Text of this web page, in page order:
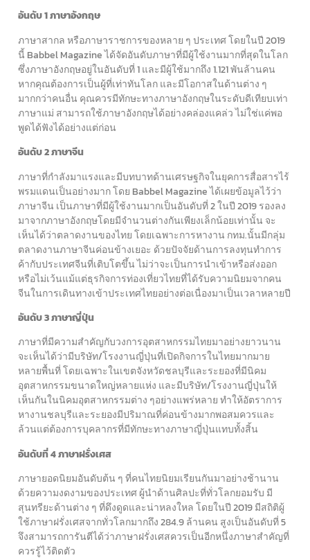
อันดับ 1 ภาษาอังกฤษ
ภาษาสากล หรือภาษาราชการของหลาย ๆ ประเทศ โดยในปี 2019
นี้ Babbel Magazine ได้จัดอันดับภาษาที่มีผู้ใช้งานมากที่สุดในโลก
ซึ่งภาษาอังกฤษอยู่ในอันดับที่ 1 และมีผู้ใช้มากถึง 1.121 พันล้านคน
หากคุณต้องการเป็นผู้ที่เท่าทันโลก และมีโอกาสในด้านต่าง ๆ
มากกว่าคนอื่น คุณควรมีทักษะทางภาษาอังกฤษในระดับดีเทียบเท่า
ภาษาแม่ สามารถใช้ภาษาอังกฤษได้อย่างคล่องแคล่ว ไม่ใช่แค่พอ
พูดได้ฟังได้อย่างแต่ก่อน
อันดับ 2 ภาษาจีน
ภาษาที่กำลังมาแรงและมีบทบาทด้านเศรษฐกิจในยุคการสื่อสารไร้
พรมแดนเป็นอย่างมาก โดย Babbel Magazine ได้เผยข้อมูลไว้ว่า
ภาษาจีน เป็นภาษาที่มีผู้ใช้งานมากเป็นอันดับที่ 2 ในปี 2019 รองลง
มาจากภาษาอังกฤษโดยมีจำนวนต่างกันเพียงเล็กน้อยเท่านั้น จะ
เห็นได้ว่าตลาดงานของไทย โดยเฉพาะการหางาน กทม.นั้นมีกลุ่ม
ตลาดงานภาษาจีนค่อนข้างเยอะ ด้วยปัจจัยด้านการลงทุนทำการ
ค้ากับประเทศจีนที่เติบโตขึ้น ไม่ว่าจะเป็นการนำเข้าหรือส่งออก
หรือไม่เว้นแม้แต่ธุรกิจการท่องเที่ยวไทยที่ได้รับความนิยมจากคน
จีนในการเดินทางเข้าประเทศไทยอย่างต่อเนื่องมาเป็นเวลาหลายปี
อันดับ 3 ภาษาญี่ปุ่น
ภาษาที่มีความสำคัญกับวงการอุตสาหกรรมไทยมาอย่างยาวนาน
จะเห็นได้ว่ามีบริษัท/โรงงานญี่ปุ่นที่เปิดกิจการในไทยมากมาย
หลายพื้นที่ โดยเฉพาะในเขตจังหวัดชลบุรีและระยองที่มีนิคม
อุตสาหกรรมขนาดใหญ่หลายแห่ง และมีบริษัท/โรงงานญี่ปุ่นให้
เห็นกันในนิคมอุตสาหกรรมต่าง ๆอย่างแพร่หลาย ทำให้อัตราการ
หางานชลบุรีและระยองมีปริมาณที่ค่อนข้างมากพอสมควรและ
ล้วนแต่ต้องการบุคลากรที่มีทักษะทางภาษาญี่ปุ่นแทบทั้งสิ้น
อันดับที่ 4 ภาษาฝรั่งเศส
ภาษายอดนิยมอันดับต้น ๆ ที่คนไทยนิยมเรียนกันมาอย่างช้านาน
ด้วยความงดงามของประเทศ ผู้นำด้านศิลปะที่ทั่วโลกยอมรับ มี
สุนทรียะด้านต่าง ๆ ที่ดึงดูดและน่าหลงใหล โดยในปี 2019 มีสถิติผู้
ใช้ภาษาฝรั่งเศสจากทั่วโลกมากถึง 284.9 ล้านคน สูงเป็นอันดับที่ 5
จึงสามารถการันตีได้ว่าภาษาฝรั่งเศสควรเป็นอีกหนึ่งภาษาสำคัญที่
ควรรู้ไว้ติดตัว